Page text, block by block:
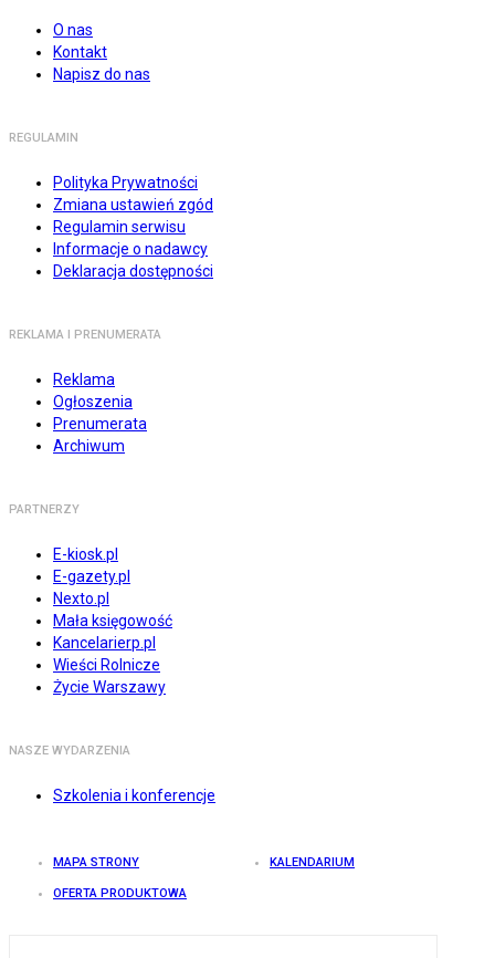
O nas
Kontakt
Napisz do nas
REGULAMIN
Polityka Prywatności
Zmiana ustawień zgód
Regulamin serwisu
Informacje o nadawcy
Deklaracja dostępności
REKLAMA I PRENUMERATA
Reklama
Ogłoszenia
Prenumerata
Archiwum
PARTNERZY
E-kiosk.pl
E-gazety.pl
Nexto.pl
Mała księgowość
Kancelarierp.pl
Wieści Rolnicze
Życie Warszawy
NASZE WYDARZENIA
Szkolenia i konferencje
MAPA STRONY KALENDARIUM
OFERTA PRODUKTOWA